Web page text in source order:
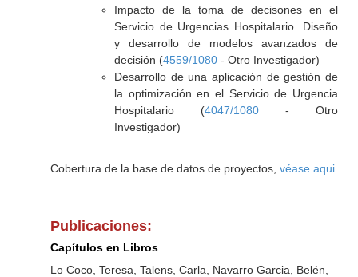
Impacto de la toma de decisones en el
Servicio de Urgencias Hospitalario. Diseño
y desarrollo de modelos avanzados de
decisión (4559/1080- Otro Investigador)
Desarrollo de una aplicación de gestión de
la optimización en el Servicio de Urgencia
Hospitalario (4047/1080- Otro
Investigador)
Cobertura de la base de datos de proyectos, véase aqui
Publicaciones:
Capítulos en Libros
Lo Coco, Teresa, Talens, Carla, Navarro Garcia, Belén,